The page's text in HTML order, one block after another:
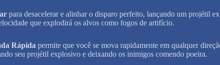
para desacelerar e alinhar o disparo perfeito, lançando um projétil
que explodirá os alvos como fogos de artifício.
Rápida permite que você se mova rapidamente em qualquer
seu projétil explosivo e deixando os inimigos comendo poeira.